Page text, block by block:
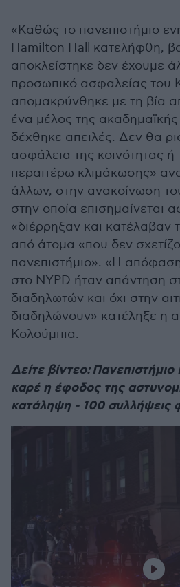
«Καθώς το πανεπιστήμιο
Hamilton Hall κατελήφθη,
αποκλείστηκε δεν έχουμε
προσωπικό ασφαλείας του
απομακρύνθηκε με τη βία
ένα μέλος της ακαδημαϊκής
δέχθηκε απειλές. Δεν θα
ασφάλεια της κοινότητας ή
περαιτέρω κλιμάκωσης»
άλλων, στην ανακοίνωση
στην οποία επισημαίνεται
«διέρρηξαν και κατέλαβαν
από άτομα «που δεν
πανεπιστήμιο». «Η
στο NYPD ήταν απάντηση
διαδηλωτών και όχι στην
διαδηλώνουν» κατέληξε η
Κολούμπια.
Δείτε βίντεο:
καρέ η έφοδος της
κατάληψη - 100 συλλήψεις